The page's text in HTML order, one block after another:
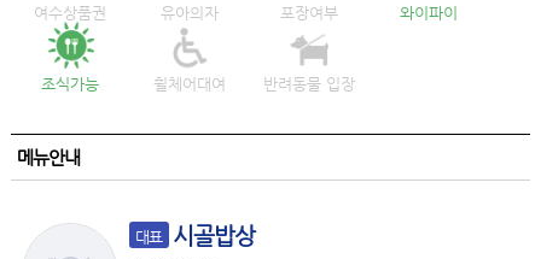
여수상품권 유아의자 포장여부 와이파이
조식가능 휠체어대여 반려동물 입장
메뉴안내
대표 시골밥상